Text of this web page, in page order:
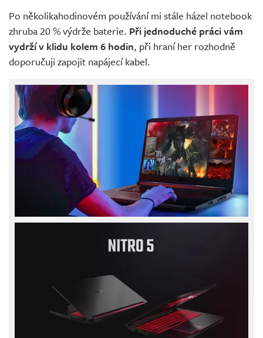
Po několikahodinovém používání mi stále házel notebook
zhruba 20 % výdrže baterie. Při jednoduché práci vám
vydrží v klidu kolem 6 hodin, při hraní her rozhodně
doporučuji zapojit napájecí kabel.